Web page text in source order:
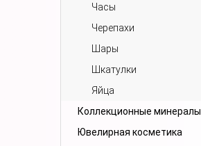
Часы
Черепахи
Шары
Шкатулки
Яйца
Коллекционные минералы
Ювелирная косметика